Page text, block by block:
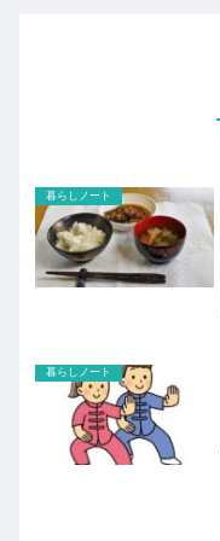
暮らしノート
暮らしノート